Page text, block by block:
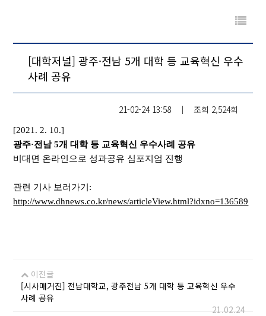
[대학저널] 광주·전남 5개 대학 등 교육혁신 우수
사례 공유
21-02-24 13:58│ 조회 2,524회
[2021. 2. 10.]
광주·전남 5개 대학 등 교육혁신 우수사례 공유
비대면 온라인으로 성과공유 심포지엄 진행
관련 기사 보러가기:
http://www.dhnews.co.kr/news/articleView.html?idxno=136589
이전글
[시사매거진] 전남대학교, 광주전남 5개 대학 등 교육혁신 우수
사례 공유
21.02.24